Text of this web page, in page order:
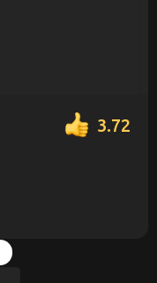
3.72